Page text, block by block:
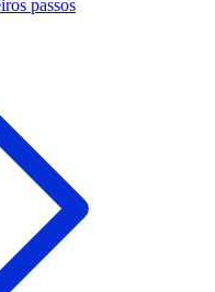
passos